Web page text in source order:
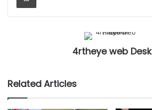
4rtheye web Desk
Related Articles